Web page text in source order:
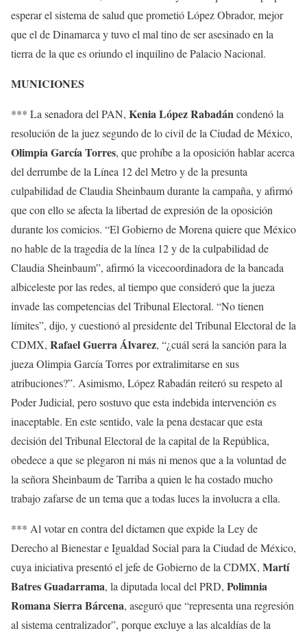
esperar el sistema de salud que prometió López Obrador, mejor
que el de Dinamarca y tuvo el mal tino de ser asesinado en la
tierra de la que es oriundo el inquilino de Palacio Nacional.
MUNICIONES
*** La senadora del PAN, Kenia López Rabadáncondenó la
resolución de la juez segundo de lo civil de la Ciudad de México,
Olimpia García Torres, que prohíbe a la oposición hablar acerca
del derrumbe de la Línea 12 del Metro y de la presunta
culpabilidad de Claudia Sheinbaum durante la campaña, y afirmó
que con ello se afecta la libertad de expresión de la oposición
durante los comicios. “El Gobierno de Morena quiere que México
no hable de la tragedia de la línea 12 y de la culpabilidad de
Claudia Sheinbaum”, afirmó la vicecoordinadora de la bancada
albiceleste por las redes, al tiempo que consideró que la jueza
invade las competencias del Tribunal Electoral. “No tienen
límites”, dijo, y cuestionó al presidente del Tribunal Electoral de la
CDMX, Rafael Guerra Álvarez, “¿cuál será la sanción para la
jueza Olimpia García Torres por extralimitarse en sus
atribuciones?”. Asimismo, López Rabadán reiteró su respeto al
Poder Judicial, pero sostuvo que esta indebida intervención es
inaceptable. En este sentido, vale la pena destacar que esta
decisión del Tribunal Electoral de la capital de la República,
obedece a que se plegaron ni más ni menos que a la voluntad de
la señora Sheinbaum de Tarriba a quien le ha costado mucho
trabajo zafarse de un tema que a todas luces la involucra a ella.
*** Al votar en contra del dictamen que expide la Ley de
Derecho al Bienestar e Igualdad Social para la Ciudad de México,
cuya iniciativa presentó el jefe de Gobierno de la CDMX, Martí
Batres Guadarrama, la diputada local del PRD, Polimnia
Romana Sierra Bárcena, aseguró que “representa una regresión
al sistema centralizador”, porque excluye a las alcaldías de la